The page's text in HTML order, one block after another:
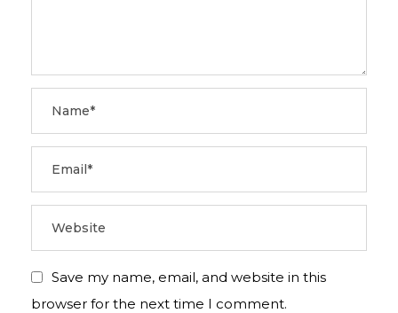
Save my name, email, and website in this
browser for the next time I comment.